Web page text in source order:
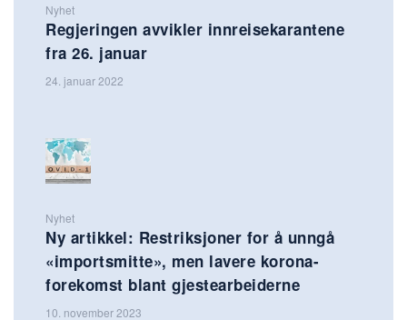
Nyhet
Regjeringen avvikler innreisekarantene
fra 26. januar
24. januar 2022
Nyhet
Ny artikkel: Restriksjoner for å unngå
«importsmitte», men lavere korona-
forekomst blant gjestearbeiderne
10. november 2023